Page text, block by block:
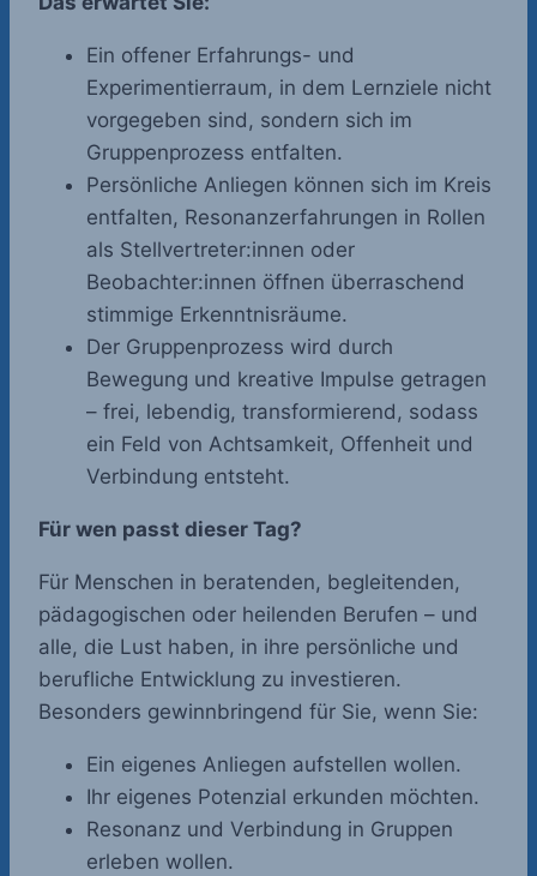
Ein offener Erfahrungs- und
Experimentierraum, in dem Lernziele nicht
vorgegeben sind, sondern sich im
Gruppenprozess entfalten.
Persönliche Anliegen können sich im Kreis
entfalten, Resonanzerfahrungen in Rollen
als Stellvertreter:innen oder
Beobachter:innen öffnen überraschend
stimmige Erkenntnisräume.
Der Gruppenprozess wird durch
Bewegung und kreative Impulse getragen
– frei, lebendig, transformierend, sodass
ein Feld von Achtsamkeit, Offenheit und
Verbindung entsteht.
Für wen passt dieser Tag?
Für Menschen in beratenden, begleitenden,
pädagogischen oder heilenden Berufen – und
alle, die Lust haben, in ihre persönliche und
berufliche Entwicklung zu investieren.
Besonders gewinnbringend für Sie, wenn Sie:
Ein eigenes Anliegen aufstellen wollen.
Ihr eigenes Potenzial erkunden möchten.
Resonanz und Verbindung in Gruppen
erleben wollen.